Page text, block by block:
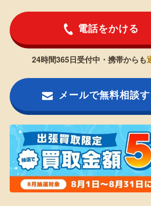
電話をかける
24時間365日受付中・携帯からも
メールで無料相談